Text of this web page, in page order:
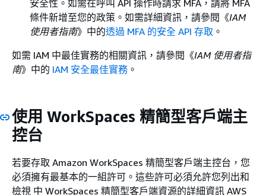
安全性。如需在呼叫 API 操作時請求 MFA，請將 MFA
條件新增至您的政策。如需詳細資訊，請參閱《IAM
使用者指南》中的透過 MFA 的安全 API 存取 。
如需 IAM 中最佳實務的相關資訊，請參閱《IAM 使用者指
南》中的 IAM 安全最佳實務 。
使用 WorkSpaces 精簡型客戶端主
控台
若要存取 Amazon WorkSpaces 精簡型客戶端主控台，您
必須擁有最基本的一組許可。這些許可必須允許您列出和
檢視 中 WorkSpaces 精簡型客戶端資源的詳細資訊 AWS